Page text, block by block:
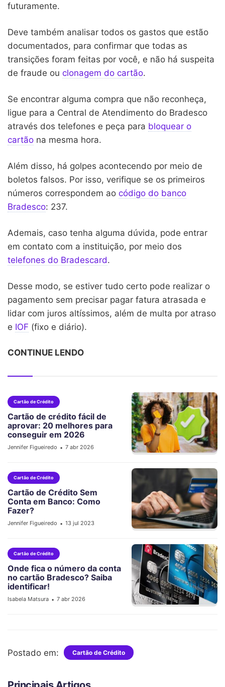
futuramente.
Deve também analisar todos os gastos que estão
documentados, para confirmar que todas as
transições foram feitas por você, e não há suspeita
de fraude ou clonagem do cartão.
Se encontrar alguma compra que não reconheça,
ligue para a Central de Atendimento do Bradesco
através dos telefones e peça para bloquear o
cartão na mesma hora.
Além disso, há golpes acontecendo por meio de
boletos falsos. Por isso, verifique se os primeiros
números correspondem ao código do banco
Bradesco: 237.
Ademais, caso tenha alguma dúvida, pode entrar
em contato com a instituição, por meio dos
telefones do Bradescard.
Desse modo, se estiver tudo certo pode realizar o
pagamento sem precisar pagar fatura atrasada e
lidar com juros altíssimos, além de multa por atraso
e IOF (fixo e diário).
CONTINUE LENDO
Cartão de Crédito
Cartão de crédito fácil de
aprovar: 20 melhores para
conseguir em 2026
Jennifer Figueiredo • 7 abr 2026
Cartão de Crédito
Cartão de Crédito Sem
Conta em Banco: Como
Fazer?
Jennifer Figueiredo • 13 jul 2023
Cartão de Crédito
Onde fica o número da conta
no cartão Bradesco? Saiba
identificar!
Isabela Matsura • 7 abr 2026
Postado em: Cartão de Crédito